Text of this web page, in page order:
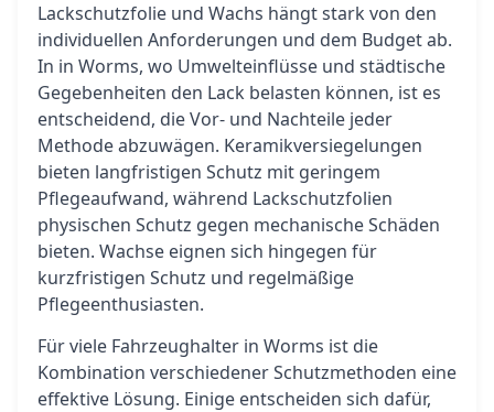
Lackschutzfolie und Wachs hängt stark von den
individuellen Anforderungen und dem Budget ab.
In in Worms, wo Umwelteinflüsse und städtische
Gegebenheiten den Lack belasten können, ist es
entscheidend, die Vor- und Nachteile jeder
Methode abzuwägen. Keramikversiegelungen
bieten langfristigen Schutz mit geringem
Pflegeaufwand, während Lackschutzfolien
physischen Schutz gegen mechanische Schäden
bieten. Wachse eignen sich hingegen für
kurzfristigen Schutz und regelmäßige
Pflegeenthusiasten.
Für viele Fahrzeughalter in Worms ist die
Kombination verschiedener Schutzmethoden eine
effektive Lösung. Einige entscheiden sich dafür,